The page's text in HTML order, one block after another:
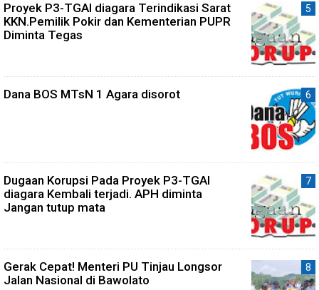
Proyek P3-TGAI diagara Terindikasi Sarat
KKN.Pemilik Pokir dan Kementerian PUPR
Diminta Tegas
Dana BOS MTsN 1 Agara disorot
Dugaan Korupsi Pada Proyek P3-TGAI
diagara Kembali terjadi. APH diminta
Jangan tutup mata
Gerak Cepat! Menteri PU Tinjau Longsor
Jalan Nasional di Bawolato